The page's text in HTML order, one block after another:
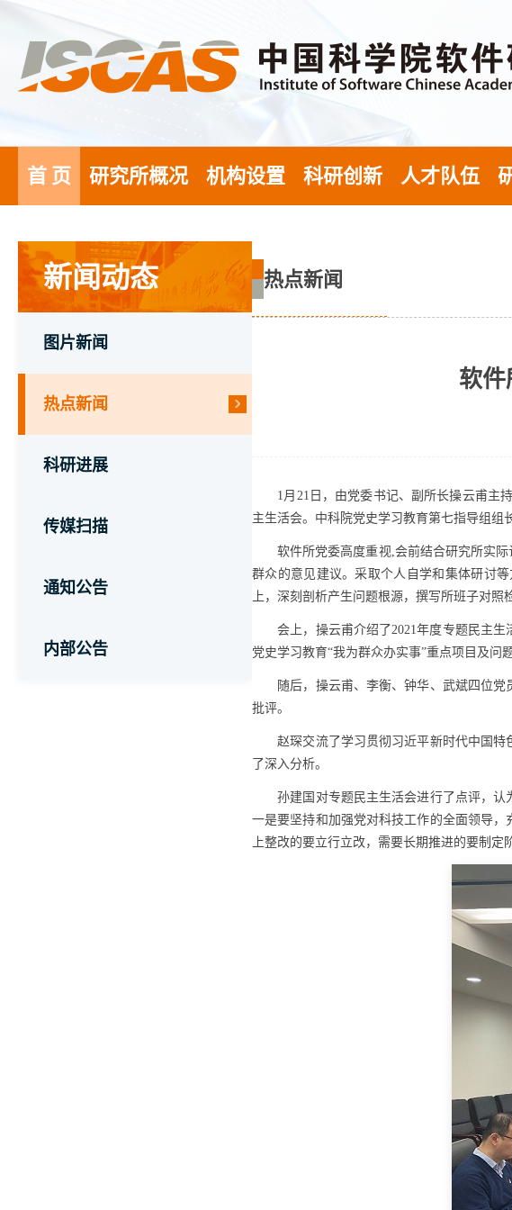
首 页 研究所概况 机构设置 科研创新 人才队伍
新闻动态
图片新闻
热点新闻
科研进展
传媒扫描
通知公告
内部公告
热点新闻
软
1月 21 日，由党委书记、副所长操云甫主
主生活会。中科院党史学习教育第七指导组组
软件所党委高度重视,会前结合研究所实
群众的意见建议。采取个人自学和集体研讨
上，深刻剖析产生问题根源，撰写所班子对照
会上，操云甫介绍了2021年度专题民主生
党史学习教育“我为群众办实事”重点项目及问
随后，操云甫、李衡、钟华、武斌四位
批评。
赵琛交流了学习贯彻习近平新时代中国
了深入分析。
孙建国对专题民主生活会进行了点评，认
一是要坚持和加强党对科技工作的全面领导
上整改的要立行立改，需要长期推进的要制